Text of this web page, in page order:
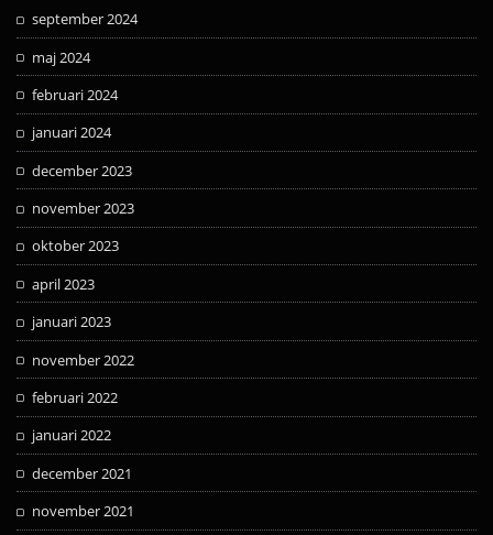
september 2024
maj 2024
februari 2024
januari 2024
december 2023
november 2023
oktober 2023
april 2023
januari 2023
november 2022
februari 2022
januari 2022
december 2021
november 2021